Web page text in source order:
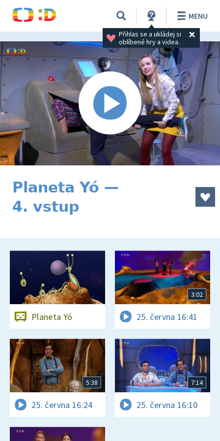
Přihlas se a ukládej si
oblíbené hry a videa.
MENU
Planeta Yó —
4. vstup
Planeta Yó
3:02
25. června 16:41
5:38
25. června 16:24
7:14
25. června 16:10